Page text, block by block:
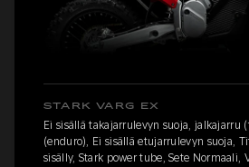
STARK VARG EX
Ei sisällä takajarrulevyn suoja, jalkajarru
(enduro), Ei sisällä etujarrulevyn suoja,
sisälly, Stark power tube, Sete Normaali,